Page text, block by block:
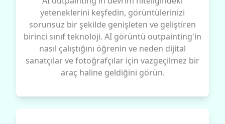
yeteneklerini keşfedin, görüntülerinizi
sorunsuz bir şekilde genişleten ve geliştiren
birinci sınıf teknoloji. AI görüntü outpainting'in
nasıl çalıştığını öğrenin ve neden dijital
sanatçılar ve fotoğrafçılar için vazgeçilmez bir
araç haline geldiğini görün.